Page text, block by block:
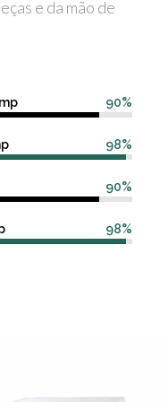
e da mão de
90%
98%
90%
98%